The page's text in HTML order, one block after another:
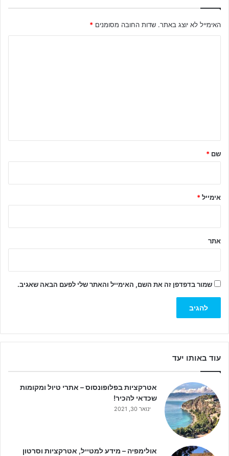
האימייל לא יוצג באתר. שדות החובה מסומנים *
ל
שם *
אימייל*
אתר
שמור בדפדפן זה את השם, האימייל והאתר שלי לפעם הבאה שאגיב.
עוד באותו יעד
אטרקציות בפלופונסוס – אתרי טיול ומקומות
שכדאי להכיר!
ינואר 30, 2021
אולימפיה – מידע למטייל, אטרקציות וסרטון